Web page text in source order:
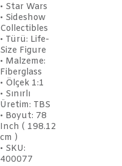
• Star Wars
• Sideshow
Collectibles
• Türü: Life-
Size Figure
• Malzeme:
Fiberglass
• Ölçek 1:1
• Sınırlı
Üretim: TBS
• Boyut: 78
Inch ( 198.12
cm )
• SKU:
400077